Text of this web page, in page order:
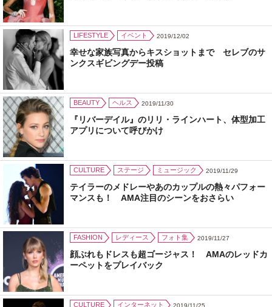
LIFESTYLE イベント 2019/12/02
幸せな家族写真からキスショットまで セレブのサ
ンクスギビングデー投稿
BEAUTY ヘルス 2019/11/30
『リバーデイル』のリリ・ラインハート、体型加工
アプリについて呼びかけ
CULTURE ステージ ミュージック 2019/11/29
テイラーのメドレーやあのカップルの熱々パフォー
マンスも！ AMA注目のシーンをおさらい
FASHION レディース フォト集 2019/11/27
顔ぶれもドレスも超ゴージャス！ AMAのレッドカ
ーペットをプレイバック
CULTURE インターネット 2019/11/25